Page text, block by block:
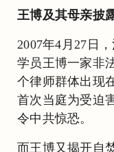
王博及其母亲披
2007年4月27日
学员王博一家非
个律师群体出现
首次当庭为受迫
令中共惊恐。
而王博又揭开自